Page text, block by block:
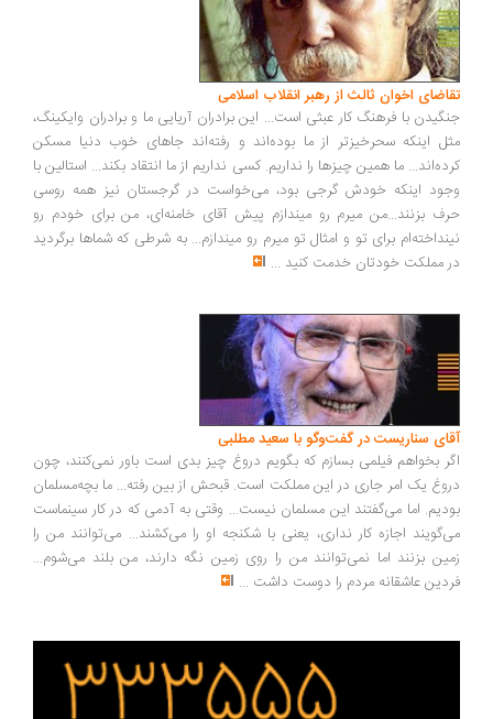
اخوان ثالث از رهبر انقلاب اسلامی
با فرهنگ کار عبثی است... این برادران آریایی ما و برادران وایکینگ،
اینکه سحرخیزتر از ما بوده‌اند و رفته‌اند جاهای خوب دنیا مسکن
ما همین چیزها را نداریم. کسی نداریم از ما انتقاد بکند... استالین با
اینکه خودش گرجی بود، می‌خواست در گرجستان نیز همه روسی
بزنند...من میرم رو میندازم پیش آقای خامنه‌ای، من برای خودم رو
برای تو و امثال تو میرم رو میندازم... به شرطی که شماها برگردید
مملکت خودتان خدمت کنید...
سناریست در گفت‌وگو با سعید مطلبی
بخواهم فیلمی بسازم که بگویم دروغ چیز بدی است باور نمی‌کنند، چون
یک امر جاری در این مملکت است. قبحش از بین رفته... ما بچه‌مسلمان
اما می‌گفتند این مسلمان نیست... وقتی به آدمی که در کار سینماست
اجازه کار نداری، یعنی با شکنجه او را می‌کشند... می‌توانند من را
بزنند اما نمی‌توانند من را روی زمین نگه دارند، من بلند می‌شوم...
عاشقانه مردم را دوست داشت ...